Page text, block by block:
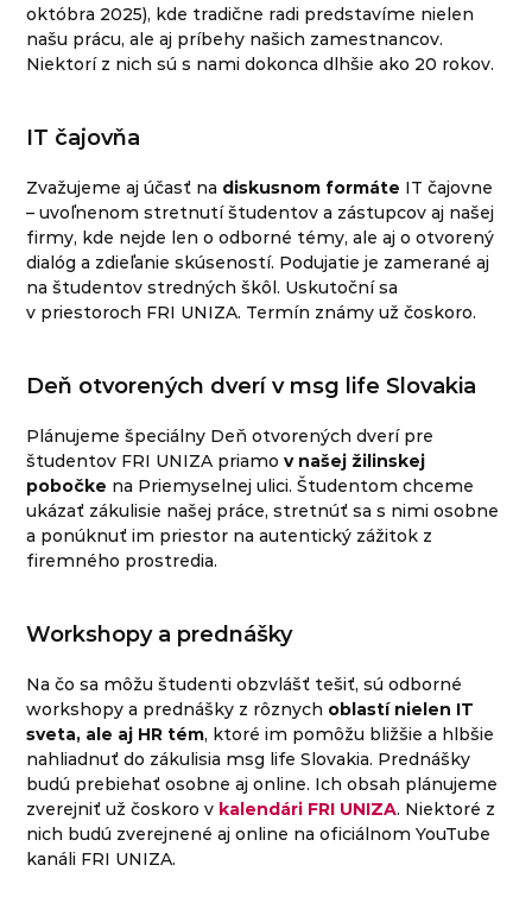
októbra 2025), kde tradične radi predstavíme nielen
našu prácu, ale aj príbehy našich zamestnancov.
Niektorí z nich sú s nami dokonca dlhšie ako 20 rokov.
IT čajovňa
Zvažujeme aj účasť na diskusnom formáte IT čajovne
– uvoľnenom stretnutí študentov a zástupcov aj našej
firmy, kde nejde len o odborné témy, ale aj o otvorený
dialóg a zdieľanie skúseností. Podujatie je zamerané aj
na študentov stredných škôl. Uskutoční sa
v priestoroch FRI UNIZA. Termín známy už čoskoro.
Deň otvorených dverí v msg life Slovakia
Plánujeme špeciálny Deň otvorených dverí pre
študentov FRI UNIZA priamov našej žilinskej
pobočke na Priemyselnej ulici. Študentom chceme
ukázať zákulisie našej práce, stretnúť sa s nimi osobne
a ponúknuť im priestor na autentický zážitok z
firemného prostredia.
Workshopy a prednášky
Na čo sa môžu študenti obzvlášť tešiť, sú odborné
workshopy a prednášky z rôznych oblastí nielen IT
sveta, ale aj HR tém, ktoré im pomôžu bližšie a hlbšie
nahliadnuť do zákulisia msg life Slovakia. Prednášky
budú prebiehať osobne aj online. Ich obsah plánujeme
zverejniť už čoskoro v kalendári FRI UNIZA. Niektoré z
nich budú zverejnené aj online na oficiálnom YouTube
kanáli FRI UNIZA.